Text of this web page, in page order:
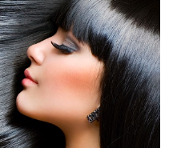
2022: I